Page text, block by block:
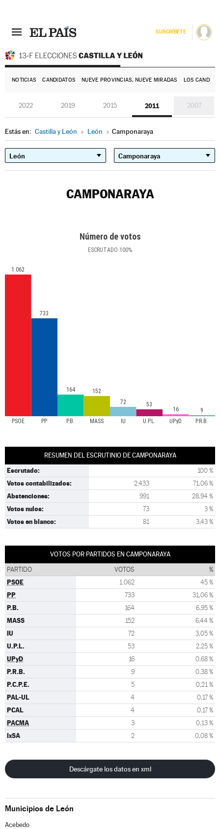
SUSCRÍBETE
NOTICIAS CANDIDATOS NUEVE PROVINCIAS, NUEVE MIRADAS LOS
2022 2019 2015 2011 2007
Estás en: Castilla y León » León » Camponaraya
CAMPONARAYA
Número de votos
ESCRUTADO 100%
PSOE PP P.B. MASS IU U.P.L. UPyD P.R.B.
1.062
733
164
152
72
53
16 9
RESUMEN DEL ESCRUTINIO DE CAMPONARAYA
Escrutado: 100 %
Votos contabilizados: 2.433 71,06 %
Abstenciones: 991 28,94 %
Votos nulos: 73 3 %
Votos en blanco: 81 3,43 %
VOTOS POR PARTIDOS EN CAMPONARAYA
PARTIDO VOTOS %
PSOE 1.062 45 %
PP 733 31,06 %
P.B. 164 6,95 %
MASS 152 6,44 %
IU 72 3,05 %
U.P.L. 53 2,25 %
UPyD 16 0,68 %
P.R.B. 9 0,38 %
P.C.P.E. 5 0,21 %
PAL-UL 4 0,17 %
PCAL 4 0,17 %
PACMA 3 0,13 %
IxSA 2 0,08 %
Descárgate los datos en xml
Municipios de León
Acebedo